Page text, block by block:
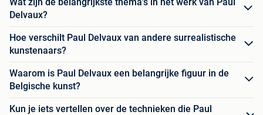
Delvaux?
Hoe verschilt Paul Delvaux van andere surrealistische
kunstenaars?
Waarom is Paul Delvaux een belangrijke figuur in de
Belgische kunst?
Kun je iets vertellen over de technieken die Paul